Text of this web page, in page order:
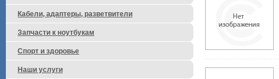
Кабели, адаптеры, разветвители
Запчасти к ноутбукам
Спорт и здоровье
Наши услуги